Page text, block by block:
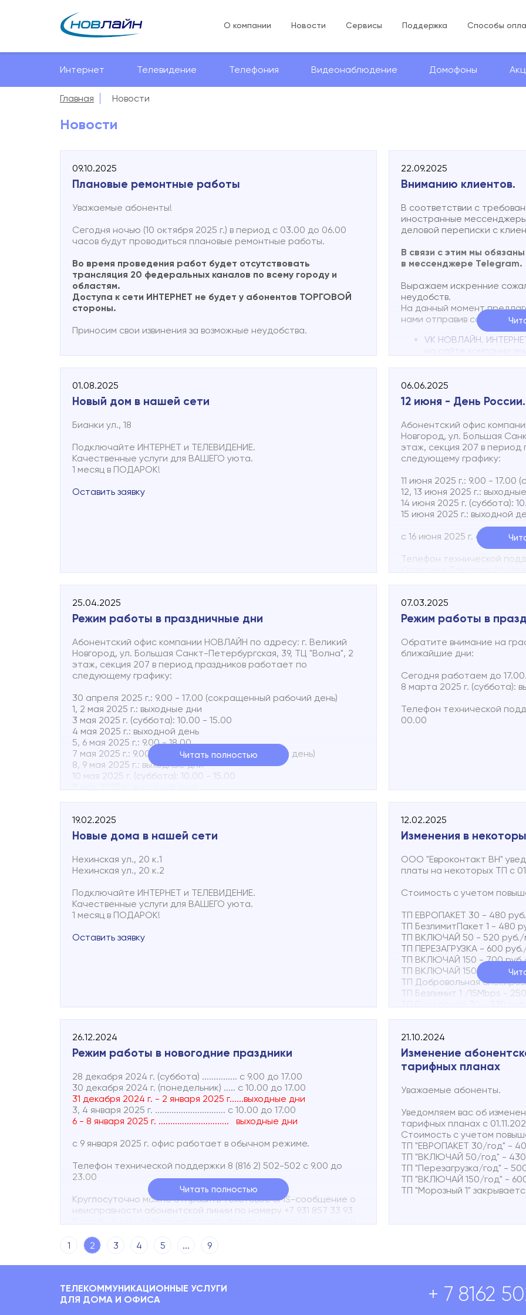
О компании Новости Сервисы Поддержка Способы
Интернет Телевидение Телефония Видеонаблюдение Домофоны
Главная Новости
Новости
09.10.2025
Плановые ремонтные работы
Уважаемые абоненты!
Сегодня ночью (10 октября 2025 г.) в период с 03.00 до 06.00
часов будут проводиться плановые ремонтные работы.
Во время проведения работ будет отсутствовать
трансляция 20 федеральных каналов по всему городу и
областям.
Доступа к сети ИНТЕРНЕТ не будет у абонентов ТОРГОВОЙ
стороны.
Приносим свои извинения за возможные неудобства.
22.09.2025
Вниманию клиентов.
В соответствии с
иностранные
деловой переписки с
В связи с этим мы
в мессенджере Telegram.
Выражаем искренние
неудобств.
На данный момент
нами отправив сообщение
VK НОВЛАЙН.
на сайте компании
по электронной почте
по телефону 502-000.
предложим и этот вариант
стадии разработки,
еще не внедрена. Прямо
полноценный инструмент
01.08.2025
Новый дом в нашей сети
Бианки ул., 18
Подключайте ИНТЕРНЕТ и ТЕЛЕВИДЕНИЕ.
Качественные услуги для ВАШЕГО уюта.
1 месяц в ПОДАРОК!
Оставить заявку
06.06.2025
12 июня - День
Абонентский офис
Новгород, ул. Большая
этаж, секция 207 в период
следующему графику:
11 июня 2025 г.: 9.00 -
12, 13 июня 2025 г.:
14 июня 2025 г. (суббота):
15 июня 2025 г.: выходной
с 16 июня 2025 г. офис
Телефон технической
В сообщении необходимо
коротко описать
25.04.2025
Режим работы в праздничные дни
Абонентский офис компании НОВЛАЙН по адресу: г. Великий
Новгород, ул. Большая Санкт-Петербургская, 39, ТЦ "Волна", 2
этаж, секция 207 в период праздников работает по
следующему графику:
30 апреля 2025 г.: 9.00 - 17.00 (сокращенный рабочий день)
1, 2 мая 2025 г.: выходные дни
3 мая 2025 г. (суббота): 10.00 - 15.00
4 мая 2025 г.: выходной день
5, 6 мая 2025 г.: 9.00 - 18.00
7 мая 2025 г.: 9.00 - 17.00 (сокращенный рабочий день)
8, 9 мая 2025 г.: выходные дни
10 мая 2025 г. (суббота): 10.00 - 15.00
Телефон технической поддержки 8 (816 2) 502-502
Ответим в Telegram: NovlineServiceBot
Круглосуточно можно отправить текстовое SMS-сообщение о
неисправности абонентской линии по номеру +7 931 857 33 93
В сообщении необходимо указать адрес точки подключения и
коротко описать неисправность.
Читать полностью
07.03.2025
Режим работы в
Обратите внимание на
ближайшие дни:
Сегодня работаем до 17.00.
8 марта 2025 г. (суббота):
Телефон технической
00.00
19.02.2025
Новые дома в нашей сети
Нехинская ул., 20 к.1
Нехинская ул., 20 к.2
Подключайте ИНТЕРНЕТ и ТЕЛЕВИДЕНИЕ.
Качественные услуги для ВАШЕГО уюта.
1 месяц в ПОДАРОК!
Оставить заявку
12.02.2025
Изменения в
ООО "Евроконтакт ВН"
платы на некоторых ТП с
Стоимость с учетом
ТП ЕВРОПАКЕТ 30 - 480
ТП БезлимитПакет 1 - 480
ТП ВКЛЮЧАЙ 50 - 520 руб./
ТП ПЕРЕЗАГРУЗКА - 600
ТП ВКЛЮЧАЙ 150 - 700
ТП ВКЛЮЧАЙ 150
ТП Добровольная
ТП Безлимит 1 /15Mbps -
ТП Подключай 150 - 550
ТП Безлимит 5 /300Mbps -
ТП Подключай 300 - 650
Предоставление
502-500
26.12.2024
Режим работы в новогодние праздники
28 декабря 2024 г. (суббота) ............... с 9.00 до 17.00
30 декабря 2024 г. (понедельник) ..... с 10.00 до 17.00
31 декабря 2024 г. - 2 января 2025 г......выходные дни
3, 4 января 2025 г. .............................. с 10.00 до 17.00
6 - 8 января 2025 г. .............................. выходные дни
с 9 января 2025 г. офис работает в обычном режиме.
Телефон технической поддержки 8 (816 2) 502-502 с 9.00 до
23.00
Круглосуточно можно отправить текстовое SMS-сообщение о
неисправности абонентской линии по номеру +7 931 857 33 93
НАПОМИНАЕМ. Наши услуги вы можете оплатить вличном
Читать полностью
21.10.2024
Изменение
тарифных планах
Уважаемые абоненты.
Уведомляем вас об
тарифных планах с
Стоимость с учетом
ТП "ЕВРОПАКЕТ 30/год" -
ТП "ВКЛЮЧАЙ 50/год" -
ТП "Перезагрузка/год" -
ТП "ВКЛЮЧАЙ 150/год" -
ТП "Морозный 1"
1 2 3 4 5 ... 9
ТЕЛЕКОММУНИКАЦИОННЫЕ УСЛУГИ
ДЛЯ ДОМА И ОФИСА
+ 7 8162